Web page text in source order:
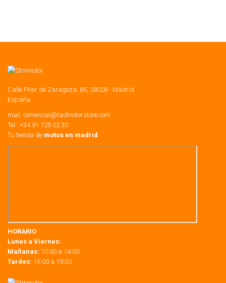
Calle Pilar de Zaragoza, 85, 28028 - Madrid
España.
mail: comercial@tadmotorstore.com
Tel:: +34 91 725 02 30
Tu tienda de motos en madrid .
HORARIO
Lunes a Viernes:
Mañanas: 10:00 a 14:00
Tardes: 16:00 a 19:30